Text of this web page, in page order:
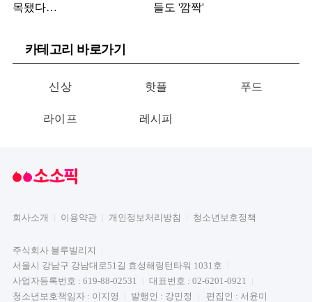
목됐다…
들도 '깜짝'
카테고리 바로가기
신상 핫플 푸드
라이프 레시피
회사소개 이용약관 개인정보처리방침 청소년보호정책
주식회사 블루빌리지
서울시 강남구 강남대로51길 효성해링턴타워 1031호
사업자등록번호 : 619-88-02531
대표번호 : 02-6201-0921
청소년보호책임자 : 이지영
발행인 : 강민정 편집인 : 서윤미